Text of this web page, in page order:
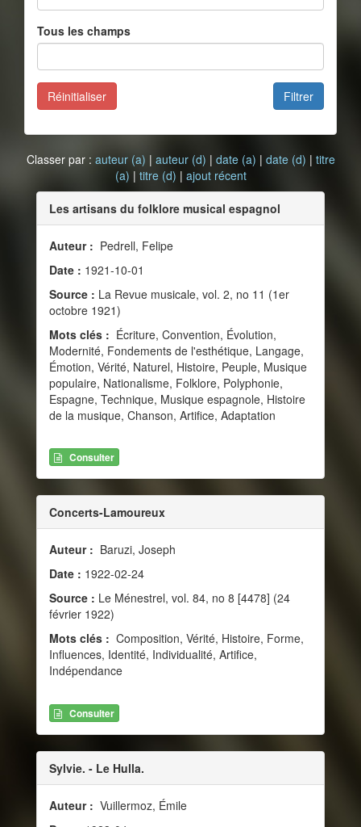
Tous les champs
Filtrer
Réinitialiser
Classer par : auteur (a) | auteur (d) | date (a) | date (d) | titre
(a) | titre (d) | ajout récent
Les artisans du folklore musical espagnol
Auteur : Pedrell, Felipe
Date : 1921-10-01
Source : La Revue musicale, vol. 2, no 11 (1er
octobre 1921)
Mots clés : Écriture, Convention, Évolution,
Modernité, Fondements de l'esthétique, Langage,
Émotion, Vérité, Naturel, Histoire, Peuple, Musique
populaire, Nationalisme, Folklore, Polyphonie,
Espagne, Technique, Musique espagnole, Histoire
de la musique, Chanson, Artifice, Adaptation
Consulter
Concerts-Lamoureux
Auteur : Baruzi, Joseph
Date : 1922-02-24
Source : Le Ménestrel, vol. 84, no 8 [4478] (24
février 1922)
Mots clés : Composition, Vérité, Histoire, Forme,
Influences, Identité, Individualité, Artifice,
Indépendance
Consulter
Sylvie. - Le Hulla.
Auteur : Vuillermoz, Émile